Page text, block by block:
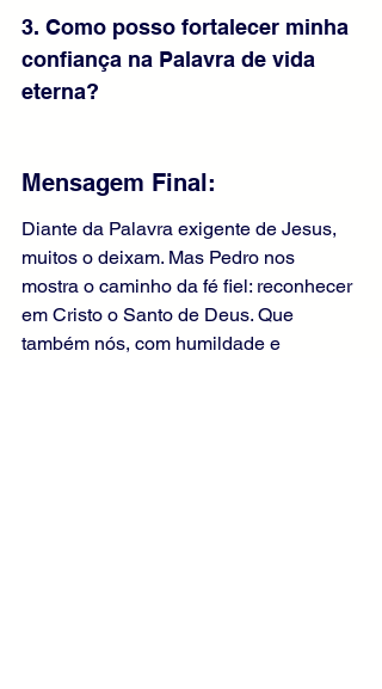
3. Como posso fortalecer minha
confiança na Palavra de vida
eterna?
Mensagem Final:
Diante da Palavra exigente de Jesus,
muitos o deixam. Mas Pedro nos
mostra o caminho da fé fiel: reconhecer
em Cristo o Santo de Deus. Que
também nós, com humildade e